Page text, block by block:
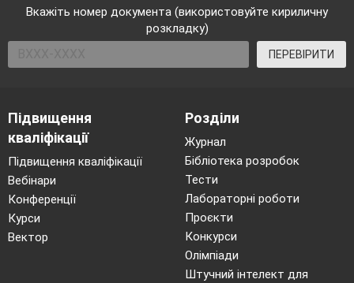
Вкажіть номер документа (використовуйте кириличну
розкладку)
ПЕРЕВІРИТИ
Підвищення
кваліфікації
Підвищення кваліфікації
Вебінари
Конференції
Курси
Вектор
Розділи
Журнал
Бібліотека розробок
Тести
Лабораторні роботи
Проєкти
Конкурси
Олімпіади
Штучний інтелект для